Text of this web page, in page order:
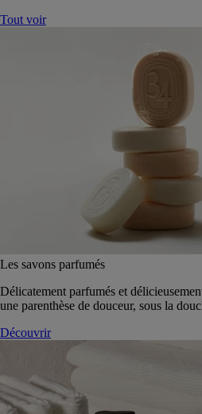
Tout voir
Les savons parfumés
Délicatement parfumés et
une parenthèse de douceur, sous la
Découvrir